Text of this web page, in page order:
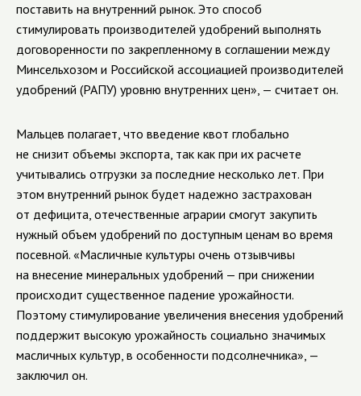
поставить на внутренний рынок. Это способ
стимулировать производителей удобрений выполнять
договоренности по закрепленному в соглашении между
Минсельхозом и Российской ассоциацией производителей
удобрений (РАПУ) уровню внутренних цен», — считает он.
Мальцев полагает, что введение квот глобально
не снизит объемы экспорта, так как при их расчете
учитывались отгрузки за последние несколько лет. При
этом внутренний рынок будет надежно застрахован
от дефицита, отечественные аграрии смогут закупить
нужный объем удобрений по доступным ценам во время
посевной. «Масличные культуры очень отзывчивы
на внесение минеральных удобрений — при снижении
происходит существенное падение урожайности.
Поэтому стимулирование увеличения внесения удобрений
поддержит высокую урожайность социально значимых
масличных культур, в особенности подсолнечника», —
заключил он.